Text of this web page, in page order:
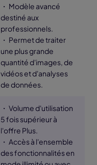
・ Modèle avancé
destiné aux
professionnels.
・ Permet de traiter
une plus grande
quantité d'images, de
vidéos et d'analyses
de données.
・ Volume d'utilisation
5 fois supérieur à
l'offre Plus.
・ Accès à l'ensemble
des fonctionnalités en